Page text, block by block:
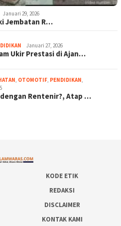
Januari 29, 2026
Jembatan R…
Januari 27, 2026
Ukir Prestasi di Ajan…
, OTOMOTIF, PENDIDIKAN,
Rentenir?, Atap …
KODE ETIK
REDAKSI
DISCLAIMER
KONTAK KAMI